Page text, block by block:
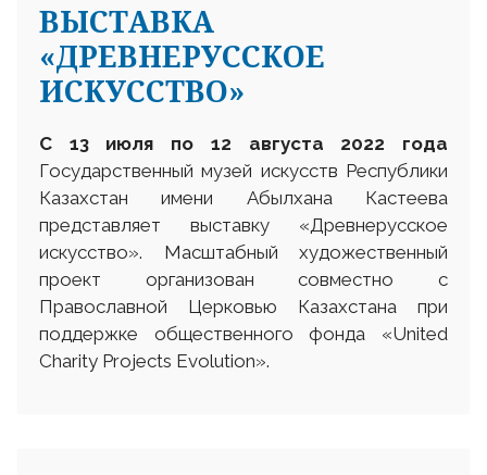
ВЫСТАВКА
«ДРЕВНЕРУССКОЕ
ИСКУССТВО»
С 13июля по 12 августа 2022 года
Государственный музей искусств Республики
Казахстан имени Абылхана Кастеева
представляет выставку «Древнерусское
искусство». Масштабный художественный
проект организован совместно с
Православной Церковью Казахстана при
поддержке общественного фонда «United
Charity Projects Evolution».